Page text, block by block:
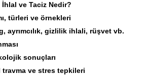
ve Taciz Nedir?
türleri ve örnekleri
ayrımcılık, gizlilik ihlali, rüşvet vb.
sonuçları
travma ve stres tepkileri